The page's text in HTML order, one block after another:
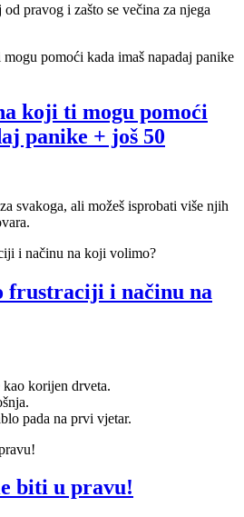
pravog i zašto se večina za njega
koji ti mogu pomoći
panike + još 50
svakoga, ali možeš isprobati više njih
frustraciji i načinu na
korijen drveta.
pada na prvi vjetar.
biti u pravu!